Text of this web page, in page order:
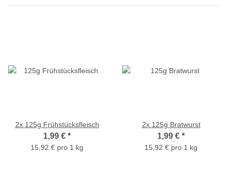
2x 125g Frühstücksfleisch
1,99 € *
15,92 € pro 1 kg
2x 125g Bratwurst
1,99 € *
15,92 € pro 1 kg